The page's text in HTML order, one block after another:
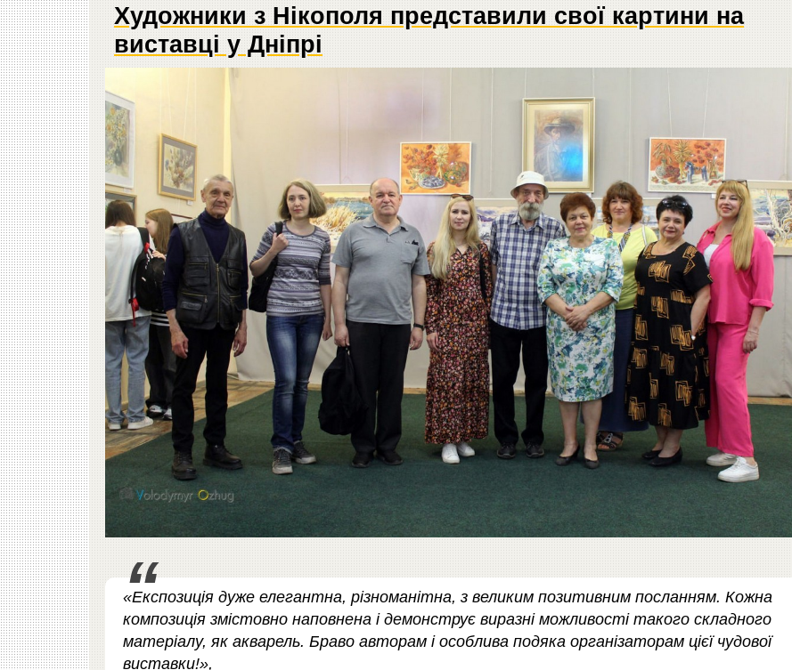
Художники з Нікополя представили свої картини на
виставці у Дніпрі
«Експозиція дуже елегантна, різноманітна, з великим позитивним посланням. Кожна
композиція змістовно наповнена і демонструє виразні можливості такого складного
матеріалу, як акварель. Браво авторам і особлива подяка організаторам цієї чудової
виставки!»,